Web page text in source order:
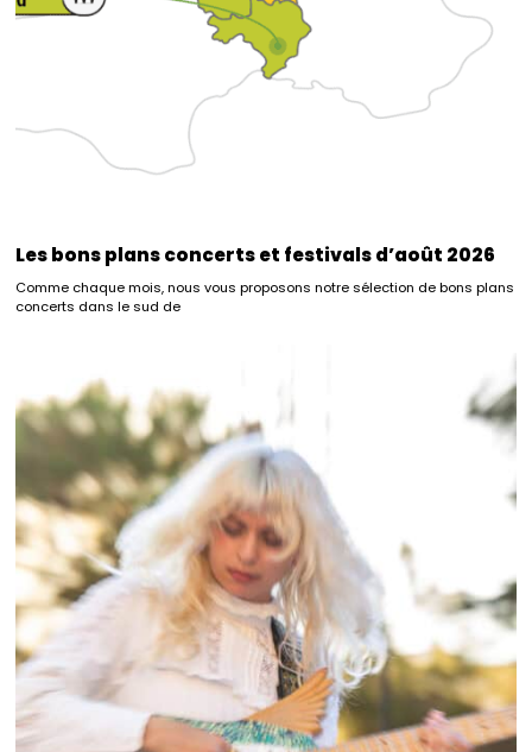
Les bons plans concerts et festivals d’août 2026
Comme chaque mois, nous vous proposons notre sélection de bons plans
concerts dans le sud de